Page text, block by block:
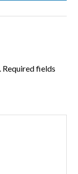
Required fields